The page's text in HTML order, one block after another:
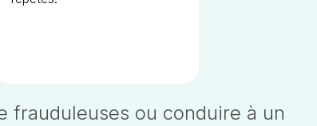
frauduleuses ou conduire à un